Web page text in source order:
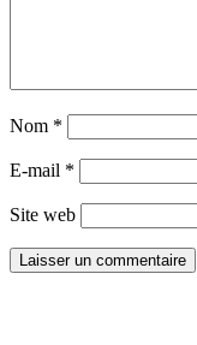
Nom *
E-mail *
Site web